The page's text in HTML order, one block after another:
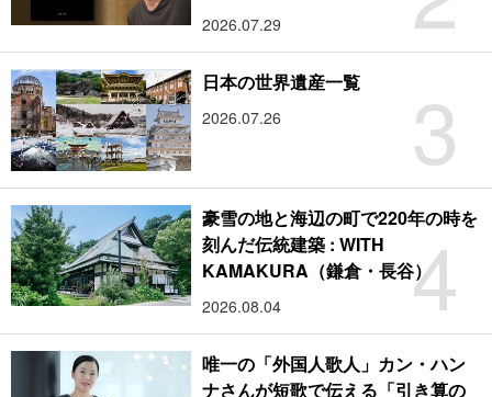
2026.07.29
3
日本の世界遺産一覧
2026.07.26
4
豪雪の地と海辺の町で220年の時を
刻んだ伝統建築 : WITH
KAMAKURA（鎌倉・長谷）
2026.08.04
唯一の「外国人歌人」カン・ハン
ナさんが短歌で伝える「引き算の